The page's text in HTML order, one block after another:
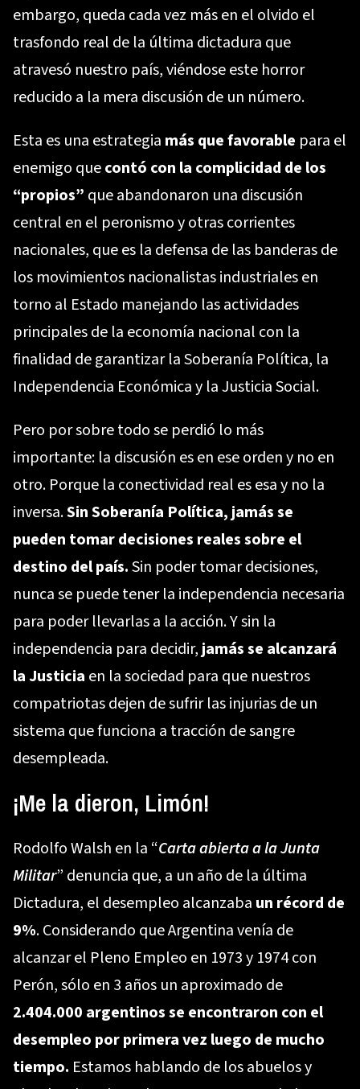
embargo, queda cada vez más en el olvido el
trasfondo real de la última dictadura que
atravesó nuestro país, viéndose este horror
reducido a la mera discusión de un número.
Esta es una estrategia más que favorable para el
enemigo quecontó con la complicidad de los
“propios” que abandonaron una discusión
central en el peronismo y otras corrientes
nacionales, que es la defensa de las banderas de
los movimientos nacionalistas industriales en
torno al Estado manejando las actividades
principales de la economía nacional con la
finalidad de garantizar la Soberanía Política, la
Independencia Económica y la Justicia Social.
Pero por sobre todo se perdió lo más
importante: la discusión es en ese orden y no en
otro. Porque la conectividad real es esa y no la
inversa.Sin Soberanía Política, jamás se
pueden tomar decisiones reales sobre el
destino del país.Sin poder tomar decisiones,
nunca se puede tener la independencia necesaria
para poder llevarlas a la acción. Y sin la
independencia para decidir, jamás se alcanzará
la Justicia en la sociedad para que nuestros
compatriotas dejen de sufrir las injurias de un
sistema que funciona a tracción de sangre
desempleada.
¡Me la dieron, Limón!
Rodolfo Walsh en la “Carta abierta a la Junta
Militar” denuncia que, a un año de la última
Dictadura, el desempleo alcanzaba un récord de
9%. Considerando que Argentina venía de
alcanzar el Pleno Empleo en 1973 y 1974 con
Perón, sólo en 3 años un aproximado de
2.404.000 argentinos se encontraron con el
desempleo por primera vez luego de mucho
tiempo. Estamos hablando de los abuelos y